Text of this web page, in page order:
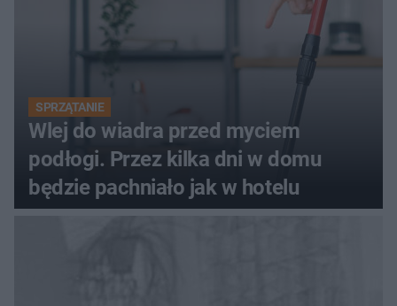
SPRZĄTANIE
Wlej do wiadra przed myciem
podłogi. Przez kilka dni w domu
będzie pachniało jak w hotelu